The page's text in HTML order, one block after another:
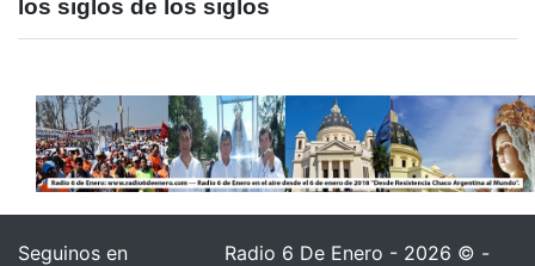
los siglos de los siglos
Seguinos en
Radio 6 De Enero - 2026 © -